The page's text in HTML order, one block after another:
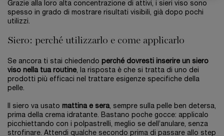
Grazie alla loro alta concentrazione di attivi, i sieri viso sono
spesso in grado di mostrare risultati visibili, già dopo pochi
utilizzi.
Siero: perché utilizzarlo e come applicarlo
Se ancora ti stai chiedendo perché dovresti inserire un siero
viso nella tua routine, la risposta è che si tratta di uno dei
prodotti più efficaci nel trattare esigenze specifiche della
pelle.
Il siero va usato mattina e sera, sempre sulla pelle ben detersa,
prima della crema idratante. Bastano poche gocce: applicalo
picchiettando con i polpastrelli, meglio se dell’anulare, senza
strofinare. Attendi qualche secondo prima di passare allo step